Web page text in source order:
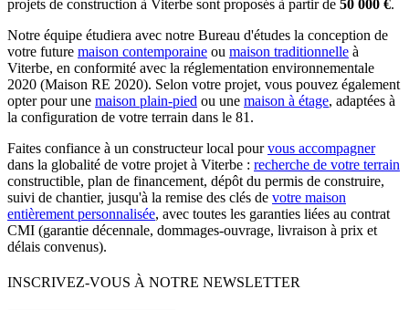
projets de construction à Viterbe sont proposés à partir de 50 000 €.
Notre équipe étudiera avec notre Bureau d'études la conception de
votre future maison contemporaine ou maison traditionnelle à
Viterbe, en conformité avec la réglementation environnementale
2020 (Maison RE 2020). Selon votre projet, vous pouvez également
opter pour une maison plain-pied ou une maison à étage, adaptées à
la configuration de votre terrain dans le 81.
Faites confiance à un constructeur local pourvous accompagner
dans la globalité de votre projet à Viterbe : recherche de votre terrain
constructible, plan de financement, dépôt du permis de construire,
suivi de chantier, jusqu'à la remise des clés de votre maison
entièrement personnalisée, avec toutes les garanties liées au contrat
CMI (garantie décennale, dommages-ouvrage, livraison à prix et
délais convenus).
INSCRIVEZ-VOUS À NOTRE NEWSLETTER